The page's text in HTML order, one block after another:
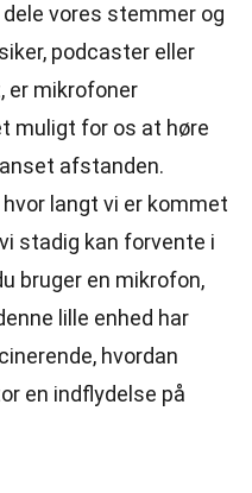
vores stemmer og
podcaster eller
er mikrofoner
muligt for os at høre
afstanden.
langt vi er kommet
stadig kan forvente i
bruger en mikrofon,
lille enhed har
hvordan
en indflydelse på